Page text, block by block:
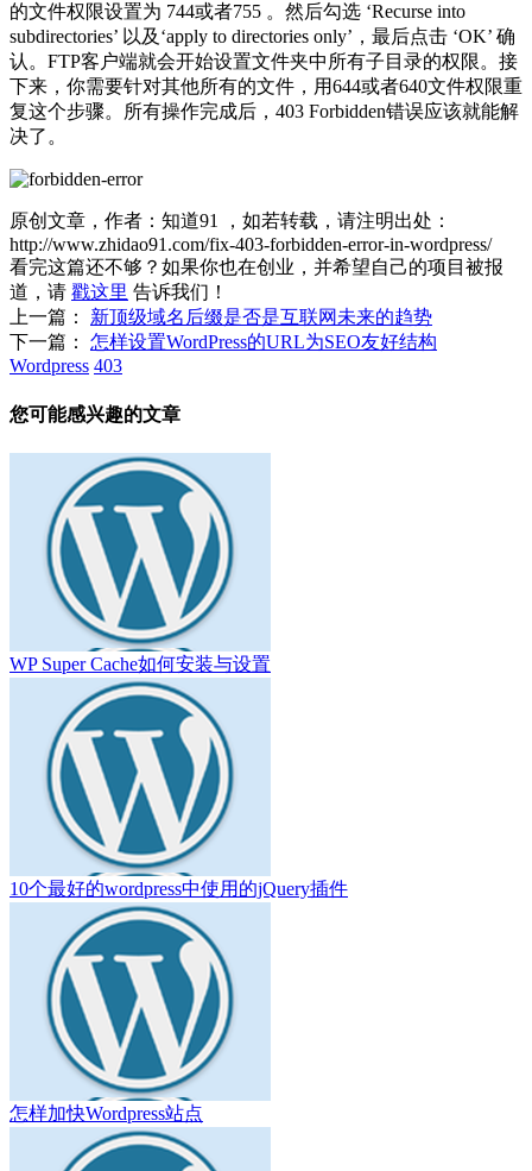
的文件权限设置为 744或者755 。然后勾选 ‘Recurse into
subdirectories’ 以及‘apply to directories only’，最后点击 ‘OK’ 确
认。FTP客户端就会开始设置文件夹中所有子目录的权限。接
下来，你需要针对其他所有的文件，用644或者640文件权限重
复这个步骤。所有操作完成后，403 Forbidden错误应该就能解
决了。
原创文章，作者：知道91
，如若转载，请注明出处：
http://www.zhidao91.com/fix-403-forbidden-error-in-wordpress/
看完这篇还不够？如果你也在创业，并希望自己的项目被报
道，请 戳这里 告诉我们！
上一篇：
新顶级域名后缀是否是互联网未来的趋势
下一篇：
怎样设置WordPress的URL为SEO友好结构
Wordpress 403
您可能感兴趣的文章
WP Super Cache如何安装与设置
10个最好的wordpress中使用的jQuery插件
怎样加快Wordpress站点